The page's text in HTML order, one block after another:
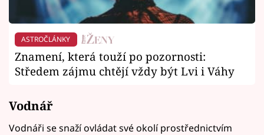
ASTROČLÁNKY
Znamení, která touží po pozornosti:
Středem zájmu chtějí vždy být Lvi i Váhy
Vodnář
Vodnáři se snaží ovládat své okolí prostřednictvím